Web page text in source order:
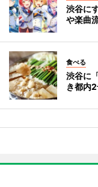
渋谷に
や楽曲
食べる
渋谷に
き都内